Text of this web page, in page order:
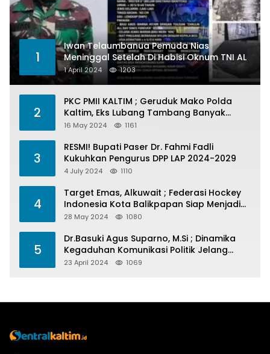
1
Iwan Telaumbanua Pemuda Nias
Meninggal Setelah Di Habisi Oknum TNI AL
1 April 2024 1203
2
PKC PMII KALTIM ; Geruduk Mako Polda
Kaltim, Eks Lubang Tambang Banyak
Menelan Korban
16 May 2024 1161
3
RESMI! Bupati Paser Dr. Fahmi Fadli
Kukuhkan Pengurus DPP LAP 2024-2029
4 July 2024 1110
4
Target Emas, Alkuwait ; Federasi Hockey
Indonesia Kota Balikpapan Siap Menjadi
Barometer Prestasi Di Kaltim
28 May 2024 1080
5
Dr.Basuki Agus Suparno, M.Si ; Dinamika
Kegaduhan Komunikasi Politik Jelang
Pesta Politik 2024
23 April 2024 1069